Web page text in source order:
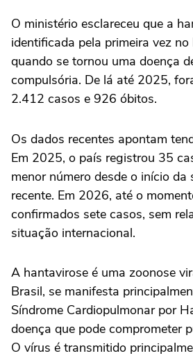
O ministério esclareceu que a
identificada pela primeira vez
quando se tornou uma doença
compulsória. De lá até 2025,
2.412 casos e 926 óbitos.
Os dados recentes apontam
Em 2025, o país registrou 35
menor número desde o início da
recente. Em 2026, até o
confirmados sete casos, sem
situação internacional.
A hantavirose é uma zoonose
Brasil, se manifesta
Síndrome Cardiopulmonar por
doença que pode comprometer
O vírus é transmitido